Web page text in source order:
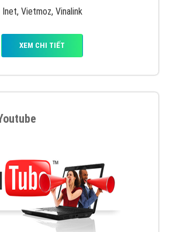
Inet, Vietmoz, Vinalink
XEM CHI TIẾT